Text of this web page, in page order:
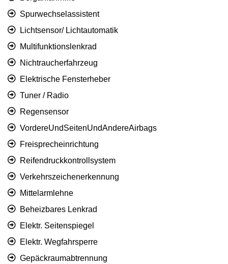
Spurwechselassistent
Lichtsensor/ Lichtautomatik
Multifunktionslenkrad
Nichtraucherfahrzeug
Elektrische Fensterheber
Tuner / Radio
Regensensor
VordereUndSeitenUndAndereAirbags
Freisprecheinrichtung
Reifendruckkontrollsystem
Verkehrszeichenerkennung
Mittelarmlehne
Beheizbares Lenkrad
Elektr. Seitenspiegel
Elektr. Wegfahrsperre
Gepäckraumabtrennung